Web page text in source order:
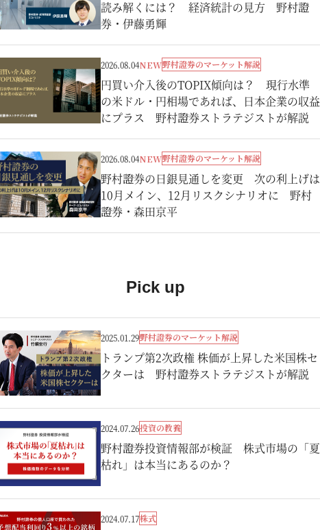
読み解くには？ 経済統計の見方 野村證
券・伊藤勇輝
2026.08.04NEW野村證券のマーケット解説
円買い介入後のTOPIX傾向は？ 現行水準
の米ドル・円相場であれば、日本企業の収益
にプラス 野村證券ストラテジストが解説
2026.08.04NEW野村證券のマーケット解説
野村證券の日銀見通しを変更 次の利上げは
10月メイン、12月リスクシナリオに 野村
證券・森田京平
Pick up
2025.01.29野村證券のマーケット解説
トランプ第2次政権 株価が上昇した米国株セ
クターは 野村證券ストラテジストが解説
2024.07.26投資の教養
野村證券投資情報部が検証 株式市場の「夏
枯れ」は本当にあるのか？
2024.07.17株式